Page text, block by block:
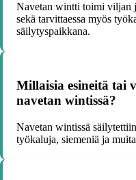
Navetan wintti toimi viljan
sekä tarvittaessa myös
säilytyspaikkana.
Millaisia esineitä tai
navetan wintissä?
Navetan wintissä
työkaluja, siemeniä ja